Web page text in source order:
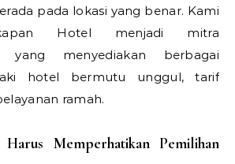
pada lokasi yang benar. Kami
Hotel menjadi mitra
yang menyediakan berbagai
hotel bermutu unggul, tarif
ramah.
Memperhatikan Pemilihan